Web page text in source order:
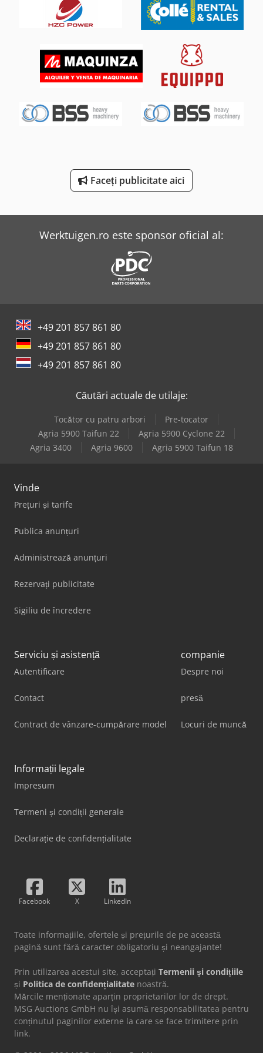
Manitou Mt 1840
Mercedes-Benz Sprinter 300
Mercedes-Benz V
Theisen & Bonitz Mașini De Adunat
Weinbrenner Tsv 6/3050
Faceți publicitate aici
Werktuigen.ro este sponsor oficial al:
+49 201 857 861 80
+49 201 857 861 80
+49 201 857 861 80
Căutări actuale de utilaje:
Tocător cu patru arbori
Pre-tocator
Agria 5900 Taifun 22
Agria 5900 Cyclone 22
Agria 3400
Agria 9600 Agria 5900 Taifun 18
Vinde
Prețuri și tarife
Publica anunțuri
Administrează anunțuri
Rezervați publicitate
Sigiliu de încredere
Serviciu și asistență
Autentificare
Contact
Contract de vânzare-cumpărare model
companie
Despre noi
presă
Locuri de muncă
Informații legale
Impresum
Termeni și condiții generale
Declarație de confidențialitate
Facebook X LinkedIn
Toate informațiile, ofertele și prețurile de pe această
pagină sunt fără caracter obligatoriu și neangajante!
Prin utilizarea acestui site, acceptați Termenii și condițiile
și Politica de confidențialitate noastră.
Mărcile menționate aparțin proprietarilor lor de drept.
MSG Auctions GmbH nu își asumă responsabilitatea pentru
conținutul paginilor externe la care se face trimitere prin
link.